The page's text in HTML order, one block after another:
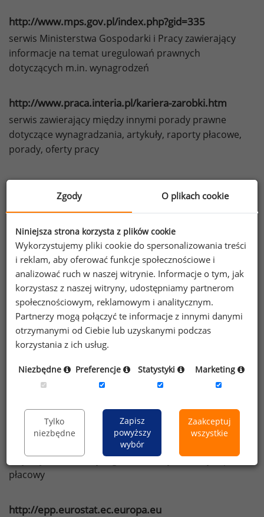
http://www.mps.gov.pl/index.php?gid=335
serwis Ministerstwa Gospodarki i Pracy zawierający
informacje na temat uregulowań prawnych
dotyczących m.in. wynagrodzeń
http://www.praca.interia.pl/kariera-zarobki.htm
serwis zawierający między innymi porady prawne
dotyczące wynagradzania, artykuły, raporty płacowe,
porady, oferty pracy
http://www.pszk.org.pl
strona główna polskiego Stowarzyszenia Zarządzania
Kadrami. Zawiera mnóstwo informacji i przydatnych
linków
http://www.twojezarobki.pl
serwis poświęcony w całości wynagrodzeniom; na
stronie można znaleźć między innymi kalkulator
wynagrodzeń
http://www.ubabenefits.com/
Strona towarzystwa zrzeszającego amerykańskich
doradców w zakresie benefitów. Na stronie można też
benefitów w Stanach Zjednoczonych.
http://www.boston.com/jobs/salary/
artykuły na temat wynagrodzeń, indywidualny raport
płacowy
http://epp.eurostat.ec.europa.eu
Zgody O plikach cookie
Niniejsza strona korzysta z plików cookie
Wykorzystujemy pliki cookie do spersonalizowania treści
i reklam, aby oferować funkcje społecznościowe i
analizować ruch w naszej witrynie. Informacje o tym, jak
korzystasz z naszej witryny, udostępniamy partnerom
społecznościowym, reklamowym i analitycznym.
Partnerzy mogą połączyć te informacje z innymi danymi
otrzymanymi od Ciebie lub uzyskanymi podczas
korzystania z ich usług.
Niezbędne Preferencje Statystyki Marketing
Tylko
niezbędne
Zapisz
powyższy
wybór
Zaakceptuj
wszystkie